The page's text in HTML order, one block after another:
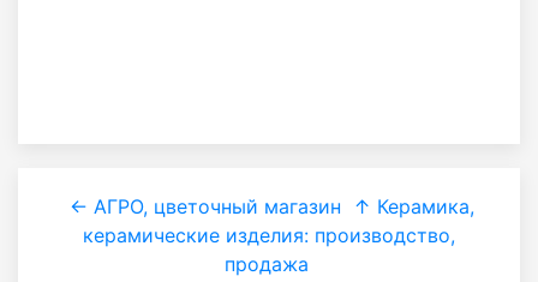
← АГРО, цветочный магазин
↑ Керамика,
керамические изделия: производство,
продажа